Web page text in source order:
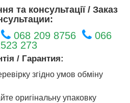
та консультації / Заказ
068 209 8756
066
273
/ Гарантия:
згідно умов обміну
оригінальну упаковку